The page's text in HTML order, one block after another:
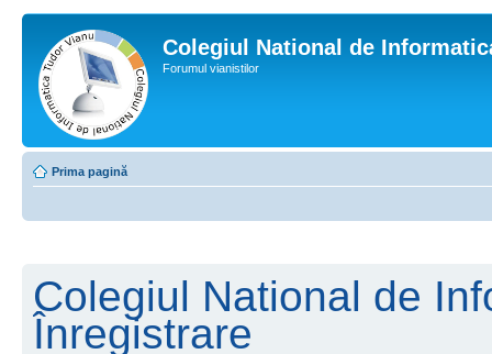
Colegiul National de
Forumul vianistilor
Prima pagină
Colegiul National de
Înregistrare